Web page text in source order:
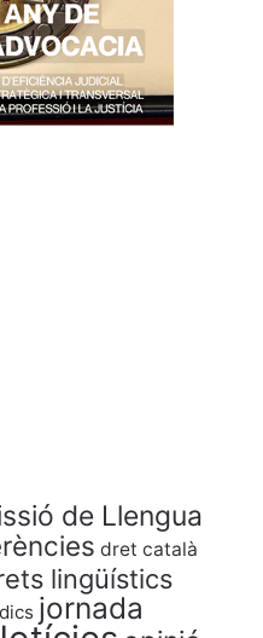
de Llengua
dret català
lingüístics
jornada